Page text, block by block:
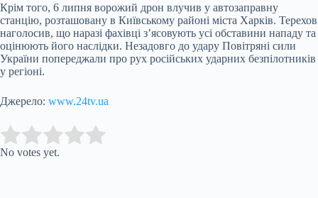
Крім того, 6 липня ворожий дрон влучив у автозаправну
станцію, розташовану в Київському районі міста Харків. Терехов
наголосив, що наразі фахівці з’ясовують усі обставини нападу та
оцінюють його наслідки. Незадовго до удару Повітряні сили
України попереджали про рух російських ударних безпілотників
у регіоні.
Джерело: www.24tv.ua
Rate this item:
No votes yet.